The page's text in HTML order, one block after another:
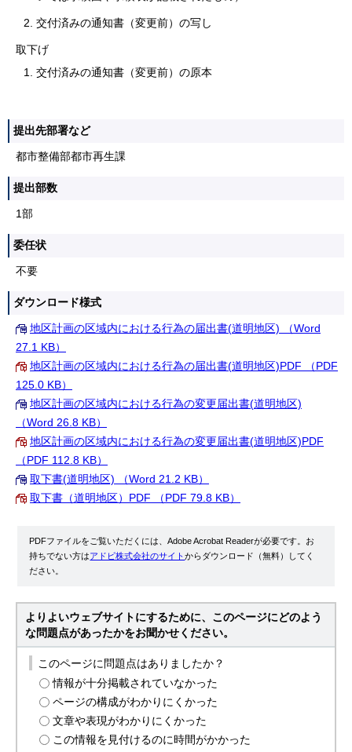
交付済みの通知書（変更前）の写し
取下げ
交付済みの通知書（変更前）の原本
提出先部署など
都市整備部都市再生課
提出部数
1部
委任状
不要
ダウンロード様式
地区計画の区域内における行為の届出書(道明地区) （Word
27.1 KB）
地区計画の区域内における行為の届出書(道明地区)PDF （PDF
125.0 KB）
地区計画の区域内における行為の変更届出書(道明地区)
（Word 26.8 KB）
地区計画の区域内における行為の変更届出書(道明地区)PDF
（PDF 112.8 KB）
取下書(道明地区) （Word 21.2 KB）
取下書（道明地区）PDF （PDF 79.8 KB）
PDFファイルをご覧いただくには、Adobe Acrobat Readerが必要です。お
持ちでない方はアドビ株式会社のサイトからダウンロード（無料）してく
ださい。
よりよいウェブサイトにするために、このページにどのよう
な問題点があったかをお聞かせください。
このページに問題点はありましたか？
情報が十分掲載されていなかった
ページの構成がわかりにくかった
文章や表現がわかりにくかった
この情報を見付けるのに時間がかかった